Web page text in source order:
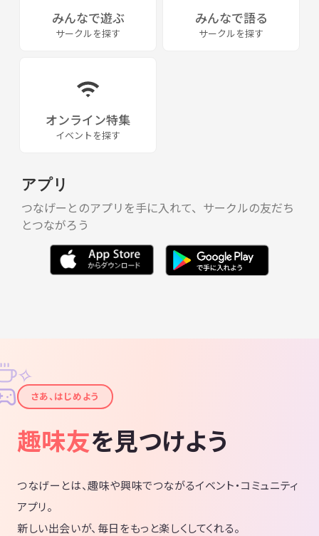
みんなで遊ぶ
サークルを探す
みんなで語る
サークルを探す
オンライン特集
イベントを探す
アプリ
つなげーとのアプリを手に入れて、サークルの友だち
とつながろう
✦
✧
さあ、はじめよう
趣味友を見つけよう
つなげーとは、趣味や興味でつながるイベント・コミュニティ
アプリ。
新しい出会いが、毎日をもっと楽しくしてくれる。